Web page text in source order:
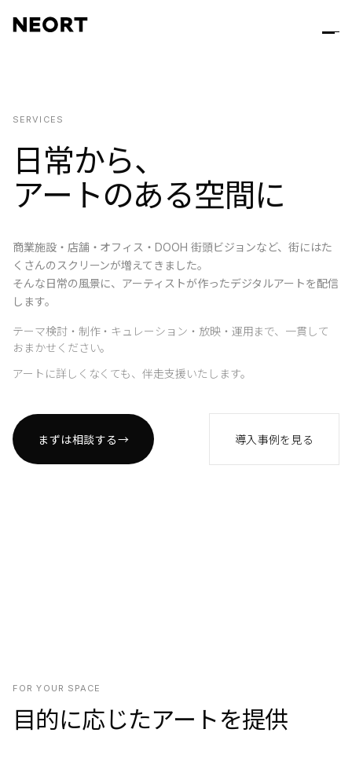
SERVICES
日常から、
アートのある空間に
商業施設・店舗・オフィス・DOOH 街頭ビジョンなど、街にはた
くさんのスクリーンが増えてきました。
そんな日常の風景に、アーティストが作ったデジタルアートを配信
します。
テーマ検討・制作・キュレーション・放映・運用まで、一貫して
おまかせください。
アートに詳しくなくても、伴走支援いたします。
まずは相談する→ 導入事例を見る
FOR YOUR SPACE
目的に応じたアートを提供